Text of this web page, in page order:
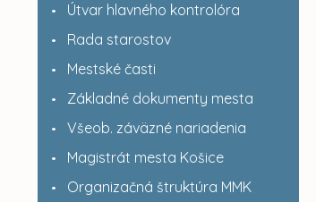
Útvar hlavného kontrolóra
Rada starostov
Mestské časti
Základné dokumenty mesta
Všeob. záväzné nariadenia
Magistrát mesta Košice
Organizačná štruktúra MMK